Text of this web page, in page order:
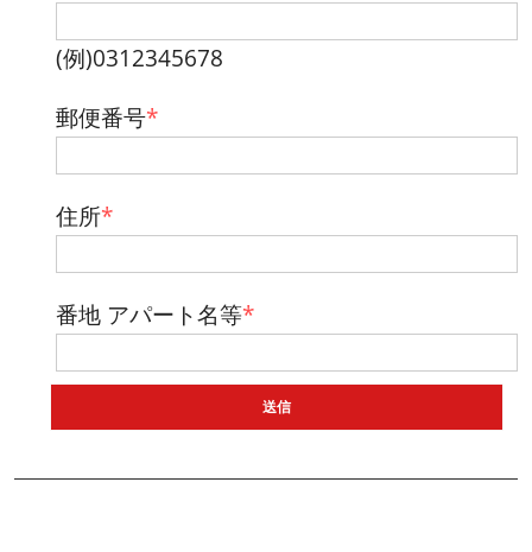
(例)0312345678
郵便番号*
住所*
番地 アパート名等*